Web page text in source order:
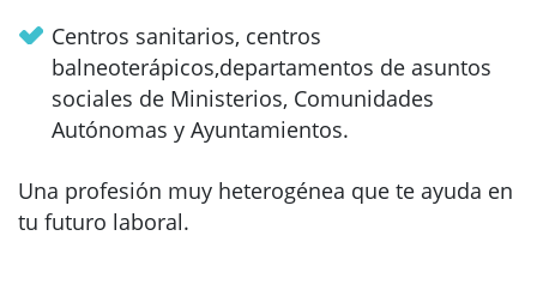
Centros sanitarios, centros
balneoterápicos,departamentos de asuntos
sociales de Ministerios, Comunidades
Autónomas y Ayuntamientos.
Una profesión muy heterogénea que te ayuda en
tu futuro laboral.